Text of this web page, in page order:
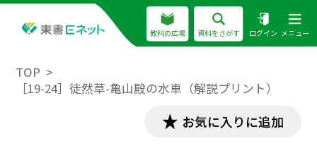
教科の広場 資料をさがす ログイン メニュー
TOP
［19-24］徒然草-亀山殿の水車（解説プリント）
お気に入りに追加